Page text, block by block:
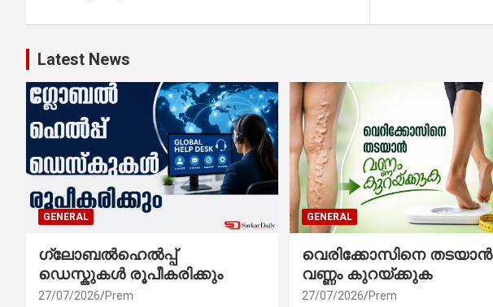
Latest News
GENERAL
ഗ്ലോബൽഹെൽപ്പ്
ഡെസ്കുകൾ രൂപീകരിക്കും
27/07/2026 Prem
GENERAL
വെരിക്കോസിനെ തടയാൻ
വണ്ണം കുറയ്ക്കുക
27/07/2026 Prem